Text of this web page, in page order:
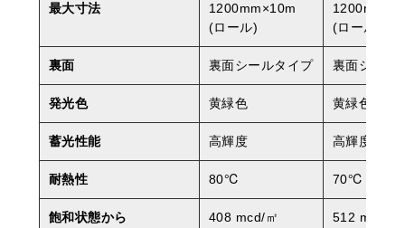
最大寸法
1200mm×10m
(ロール)
(ロール)
裏面 裏面シールタイプ 裏面シール
発光色 黄緑色 黄緑色
蓄光性能 高輝度 高輝度
耐熱性 80℃ 70℃
飽和状態から
408 mcd/㎡ 512 mcd/㎡